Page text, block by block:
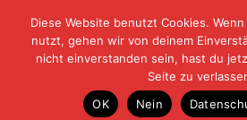
| | |BLOG-GFußball und der
HOME|REGELN|IMPRESSUM |
16 Punkte
Montag, 29.07.19 | 07:34 Uhr
Diese Website benutzt Cookies.
nutzt, gehen wir von deinem
nicht einverstanden sein, hast du
Seite zu
OK
Nein